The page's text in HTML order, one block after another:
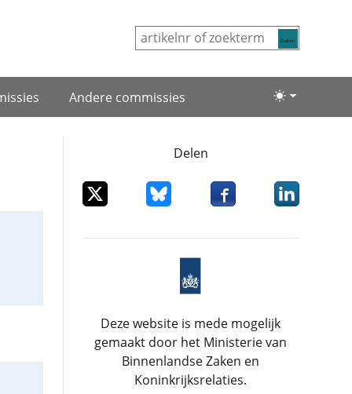
Lichte/
Andere commissies
Delen
Deel dit item op XDeel dit item op Bluesky
Deel dit item op
Deel dit
Deze website is mede mogelijk
gemaakt door het Ministerie van
Binnenlandse Zaken en
Koninkrijksrelaties.